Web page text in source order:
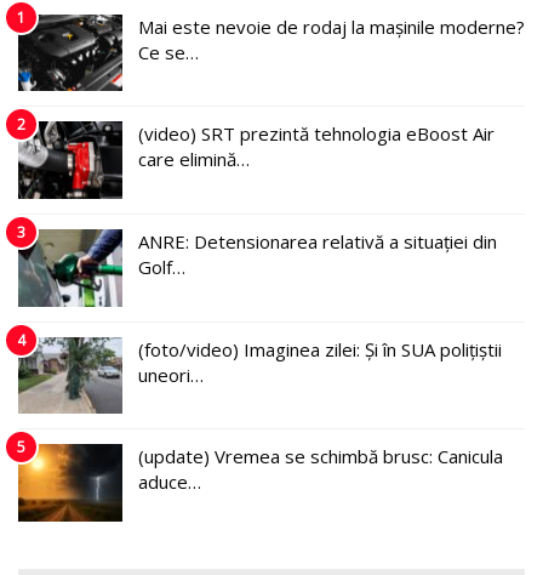
1
Mai este nevoie de rodaj la mașinile moderne?
Ce se…
2
(video) SRT prezintă tehnologia eBoost Air
care elimină…
3
ANRE: Detensionarea relativă a situației din
Golf…
4
(foto/video) Imaginea zilei: Și în SUA polițiștii
uneori…
5
(update) Vremea se schimbă brusc: Canicula
aduce…